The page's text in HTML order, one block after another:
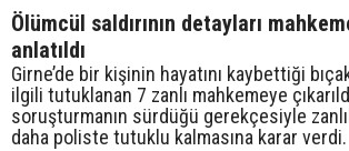
Ölümcül saldırının detayları
anlatıldı
Girne’de bir kişinin hayatını kaybettiği
ilgili tutuklanan 7 zanlı mahkemeye
soruşturmanın sürdüğü gerekçesiyle
daha poliste tutuklu kalmasına karar verdi.